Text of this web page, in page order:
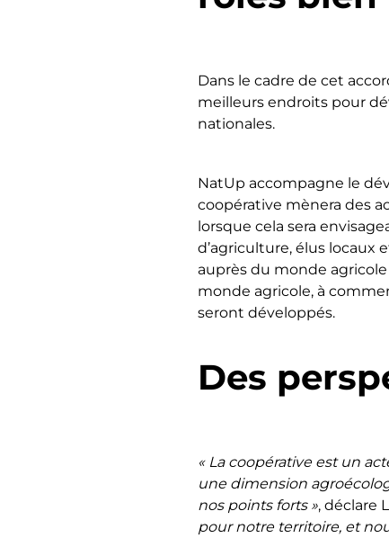
Dans le cadre de cet
meilleurs endroits pour
nationales.
NatUp accompagne le
coopérative mènera des
lorsque cela sera
d’agriculture, élus locaux
auprès du monde
monde agricole, à
seront développés.
Des
« La coopérative est un
une dimension
nos points forts », déclare
pour notre territoire, et